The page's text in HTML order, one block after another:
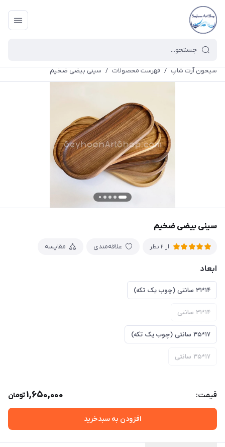
سیحون آرت شاپ / فهرست محصولات / سینی بیضی ضخیم
سینی بیضی ضخیم
از 2 نظر علاقه‌مندی مقایسه
ابعاد
۱۴*۳۱ سانتی (چوب یک تکه)
۱۴*۳۱ سانتی
۱۷*۳۵ سانتی (چوب یک تکه)
۱۷*۳۵ سانتی
قیمت: 1,650,000تومان
افزودن به سبدخرید